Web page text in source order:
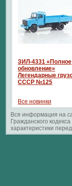
ЗИЛ-4331 «Полное
обновление»
Легендарные
СССР №125
Все новинки
Вся информация на
Гражданского
характеристики